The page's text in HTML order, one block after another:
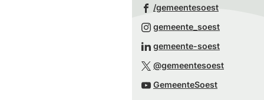
/gemeentesoest(Verwijst
naar
externe
website)
gemeente_soest(Verwijst
externe
gemeente-soest(Verwijst
naar
@gemeentesoest(Verwijst
GemeenteSoest(Verwijst